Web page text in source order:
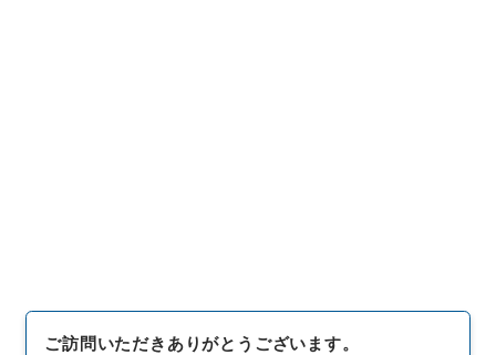
ご訪問いただきありがとうございます。